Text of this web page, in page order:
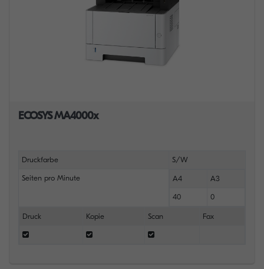
ECOSYS MA4000x
Druckfarbe S/W
Seiten pro Minute A4 A3
40 0
Druck Kopie Scan Fax